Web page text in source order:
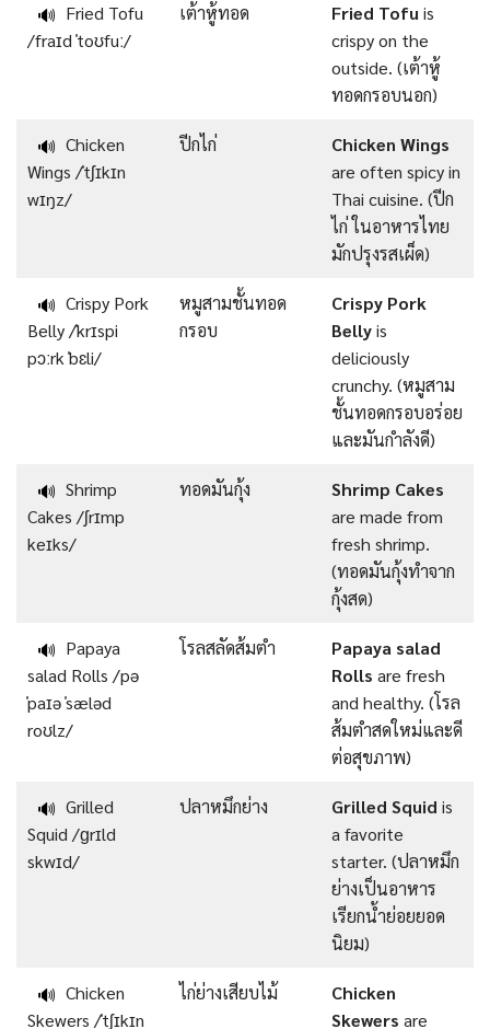
🔊 Fried Tofu
/fraɪd ˈtoʊfuː/
เต้าหู้ทอด Fried Tofuis
crispy on the
outside. (เต้าหู้
ทอดกรอบนอก)
🔊 Chicken
Wings /ˈtʃɪkɪn
wɪŋz/
ปีกไก่
Chicken Wings
are often spicy in
Thai cuisine. (ปีก
ไก่ ในอาหารไทย
มักปรุงรสเผ็ด)
🔊 Crispy Pork
Belly /ˈkrɪspi
pɔːrk ˈbɛli/
หมูสามชั้นทอด
กรอบ
Crispy Pork
Bellyis
deliciously
crunchy. (หมูสาม
ชั้นทอดกรอบอร่อย
และมันกำลังดี)
🔊 Shrimp
Cakes /ʃrɪmp
keɪks/
ทอดมันกุ้ง
Shrimp Cakes
are made from
fresh shrimp.
(ทอดมันกุ้งทำจาก
กุ้งสด)
🔊 Papaya
salad Rolls /pə
ˈpaɪə ˈsæləd
roʊlz/
โรลสลัดส้มตำ
Papaya salad
Rolls are fresh
and healthy. (โรล
ส้มตำสดใหม่และดี
ต่อสุขภาพ)
🔊 Grilled
Squid /ɡrɪld
skwɪd/
ปลาหมึกย่าง Grilled Squid is
a favorite
starter. (ปลาหมึก
ย่างเป็นอาหาร
เรียกน้ำย่อยยอด
นิยม)
🔊 Chicken
Skewers /ˈtʃɪkɪn
ไก่ย่างเสียบไม้
Chicken
Skewers are